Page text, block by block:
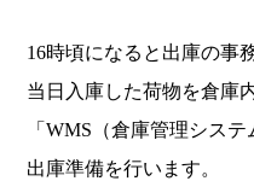
16時頃になると出庫の事
当日入庫した荷物を倉庫
「WMS（倉庫管理シス
出庫準備を行います。